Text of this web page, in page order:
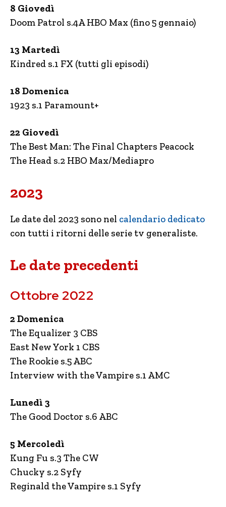
8 Giovedì
Doom Patrol s.4A HBO Max (fino 5 gennaio)
13 Martedì
Kindred s.1 FX (tutti gli episodi)
18 Domenica
1923 s.1 Paramount+
22 Giovedì
The Best Man: The Final Chapters Peacock
The Head s.2 HBO Max/Mediapro
2023
Le date del 2023 sono nel calendario dedicato
con tutti i ritorni delle serie tv generaliste.
Le date precedenti
Ottobre 2022
2 Domenica
The Equalizer 3 CBS
East New York 1 CBS
The Rookie s.5 ABC
Interview with the Vampire s.1 AMC
Lunedì 3
The Good Doctor s.6 ABC
5 Mercoledì
Kung Fu s.3 The CW
Chucky s.2 Syfy
Reginald the Vampire s.1 Syfy